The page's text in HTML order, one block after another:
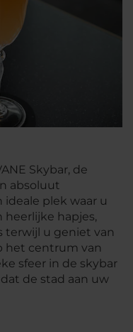
Skybar, de
absoluut
plek waar u
hapjes,
terwijl u geniet van
het centrum van
sfeer in de skybar
de stad aan uw